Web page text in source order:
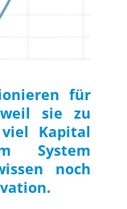
für
sie zu
Kapital
System
noch